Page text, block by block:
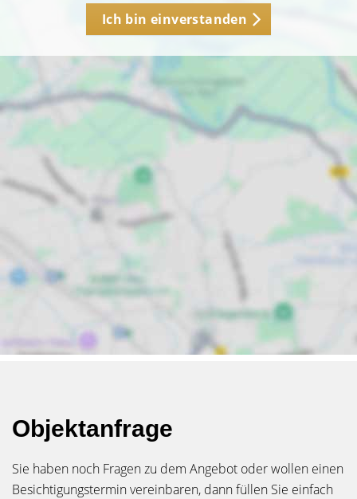
Ich bin einverstanden
Objektanfrage
Sie haben noch Fragen zu dem Angebot oder wollen einen
Besichtigungstermin vereinbaren, dann füllen Sie einfach